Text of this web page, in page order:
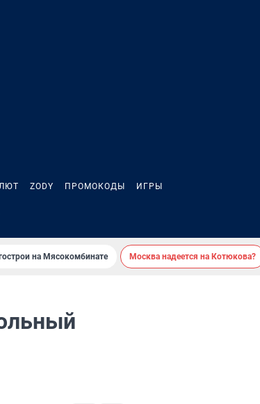
ZODY ПРОМОКОДЫ ИГРЫ
на Мясокомбинате Москва надеется на Котюкова?